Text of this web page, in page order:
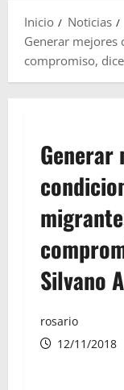
Inicio
Noticias
Generar mejores
compromiso,
Generar
Silvano
rosario
12/11/2018